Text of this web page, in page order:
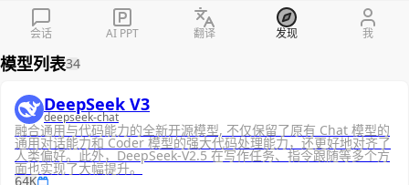
模型列表34
DeepSeek V3
deepseek-chat
融合通用与代码能力的全新开源模型, 不仅保留了原有 Chat 模型的
通用对话能力和 Coder 模型的强大代码处理能力，还更好地对齐了
人类偏好。此外，DeepSeek-V2.5 在写作任务、指令跟随等多个方
面也实现了大幅提升。
64K
会话 AI PPT 翻译 发现 我